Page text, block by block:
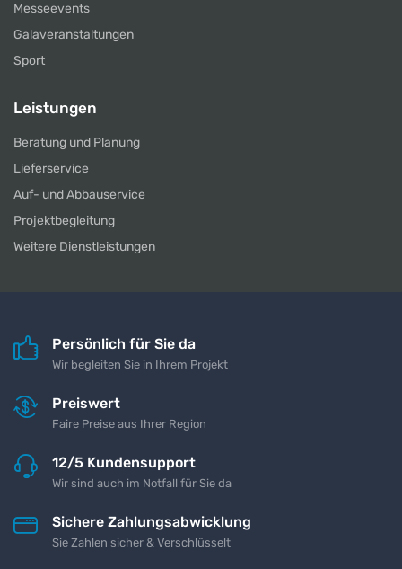
Messeevents
Galaveranstaltungen
Sport
Leistungen
Beratung und Planung
Lieferservice
Auf- und Abbauservice
Projektbegleitung
Weitere Dienstleistungen
Persönlich für Sie da
Wir begleiten Sie in Ihrem Projekt
Preiswert
Faire Preise aus Ihrer Region
12/5 Kundensupport
Wir sind auch im Notfall für Sie da
Sichere Zahlungsabwicklung
Sie Zahlen sicher & Verschlüsselt